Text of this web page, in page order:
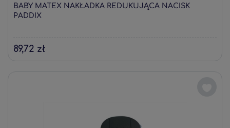
BABY MATEX NAKŁADKA REDUKUJĄCA NACISK
PADDIX
89,72 zł